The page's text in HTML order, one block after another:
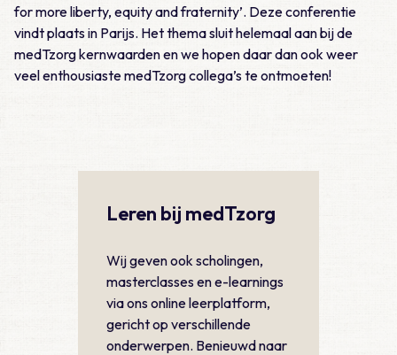
for more liberty, equity and fraternity’. Deze conferentie
vindt plaats in Parijs. Het thema sluit helemaal aan bij de
medTzorg kernwaarden en we hopen daar dan ook weer
veel enthousiaste medTzorg collega’s te ontmoeten!
Leren bij medTzorg
Wij geven ook scholingen,
masterclasses en e-learnings
via ons online leerplatform,
gericht op verschillende
onderwerpen. Benieuwd naar